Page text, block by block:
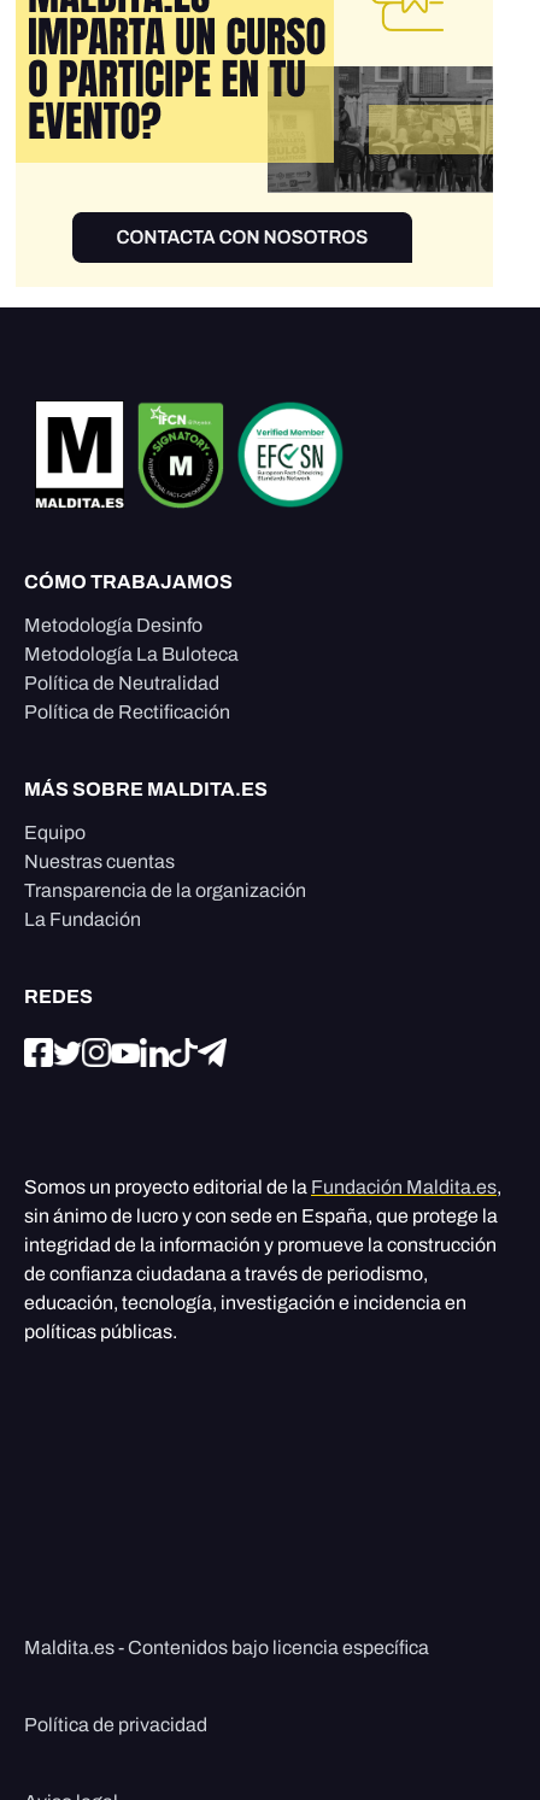
CÓMO TRABAJAMOS
Metodología Desinfo
Metodología La Buloteca
Política de Neutralidad
Política de Rectificación
MÁS SOBRE MALDITA.ES
Equipo
Nuestras cuentas
Transparencia de la organización
La Fundación
REDES
Somos un proyecto editorial de la Fundación Maldita.es,
sin ánimo de lucro y con sede en España, que protege la
integridad de la información y promueve la construcción
de confianza ciudadana a través de periodismo,
educación, tecnología, investigación e incidencia en
políticas públicas.
Maldita.es - Contenidos bajo licencia específica
Política de privacidad